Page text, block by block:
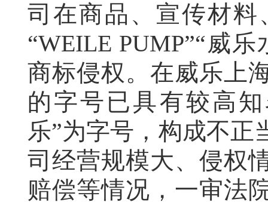
司在商品、宣传材
“WEILE PUMP”“威
商标侵权。在威乐上
的字号已具有较高
乐”为字号，构成不正
司经营规模大、侵权
赔偿等情况，一审法